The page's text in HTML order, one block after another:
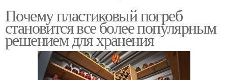
Почему пластиковый погреб
становится все более популярным
решением для хранения